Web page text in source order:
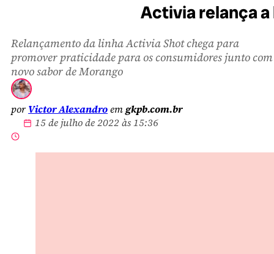
Activia relança a
Relançamento da linha Activia Shot chega para
promover praticidade para os consumidores junto
novo sabor de Morango
por Victor Alexandroemgkpb.com.br
15 de julho de 2022 às 15:36